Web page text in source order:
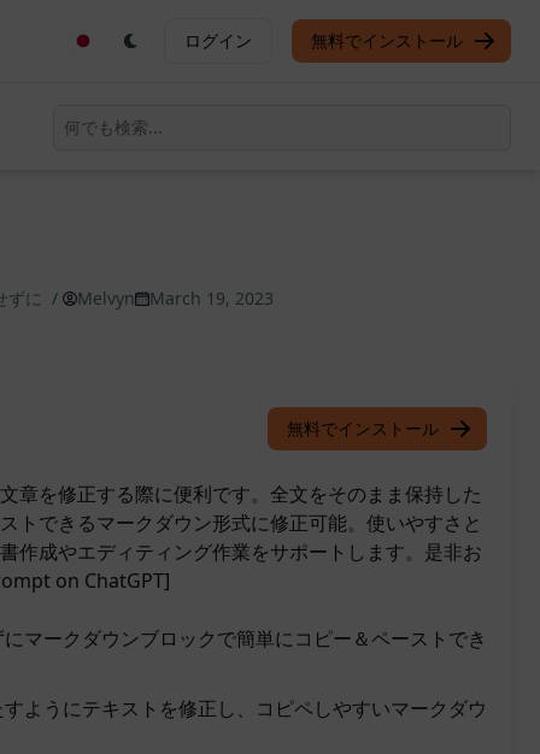
ログイン 無料でインストール
ずに / Melvyn
March 19, 2023
無料でインストール
章を修正する際に便利です。全文をそのまま保持した
トできるマークダウン形式に修正可能。使いやすさと
作成やエディティング作業をサポートします。是非お
on ChatGPT]
マークダウンブロックで簡単にコピー＆ペーストでき
ようにテキストを修正し、コピペしやすいマークダウ